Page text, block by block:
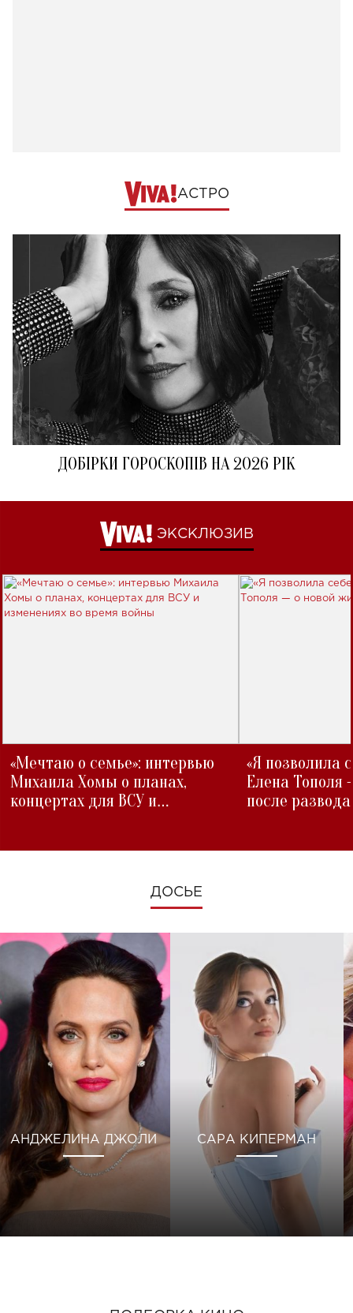
АСТРО
ДОБІРКИ ГОРОСКОПІВ НА 2026 РІК
ЭКСКЛЮЗИВ
«Мечтаю о семье»: интервью
Михаила Хомы о планах,
концертах для ВСУ и
«Я позволила
Елена Тополя
после развода
ДОСЬЕ
АНДЖЕЛИНА ДЖОЛИ САРА КИПЕРМАН